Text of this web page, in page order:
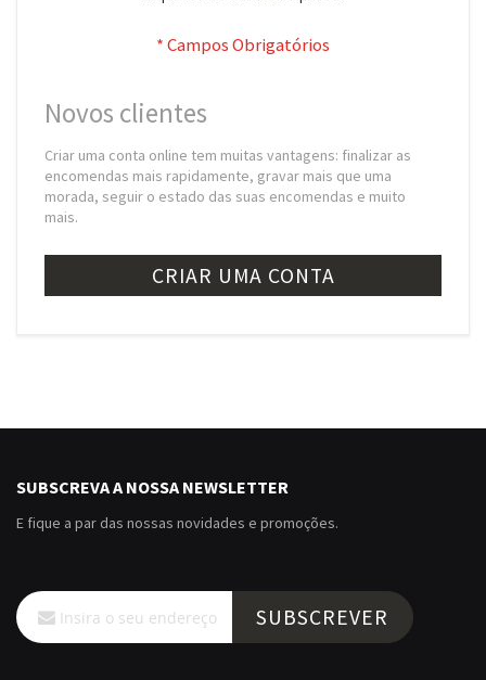
Novos clientes
Criar uma conta online tem muitas vantagens: finalizar as
encomendas mais rapidamente, gravar mais que uma
morada, seguir o estado das suas encomendas e muito
mais.
CRIAR UMA CONTA
SUBSCREVA A NOSSA NEWSLETTER
E fique a par das nossas novidades e promoções.
Subscreva
a
nossa
SUBSCREVER